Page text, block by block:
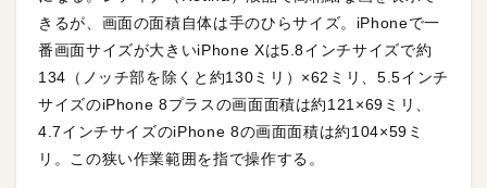
きるが、画面の面積自体は手のひらサイズ。iPhoneで一
番画面サイズが大きいiPhone Xは5.8インチサイズで約
134（ノッチ部を除くと約130ミリ）×62ミリ、5.5インチ
サイズのiPhone 8プラスの画面面積は約121×69ミリ、
4.7インチサイズのiPhone 8の画面面積は約104×59ミ
リ。この狭い作業範囲を指で操作する。